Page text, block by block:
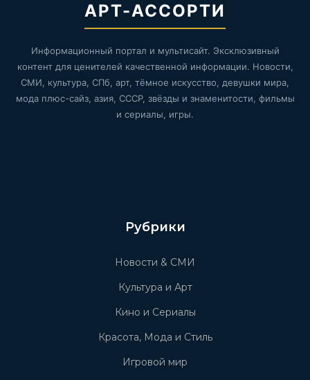
АРТ-АССОРТИ
Информационный портал и мультисайт. Эксклюзивный
контент для ценителей качественной информации. Новости,
СМИ, культура, СПб, арт, тёмное искусство, девушки мира,
мода плюс-сайз, азия, СССР, звёзды и знаменитости, фильмы
и сериалы, игры.
Рубрики
Новости & СМИ
Культура и Арт
Кино и Сериалы
Красота, Мода и Стиль
Игровой мир